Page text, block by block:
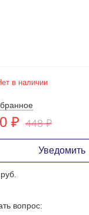
в наличии
₽ 448₽
Уведомить
вопрос: